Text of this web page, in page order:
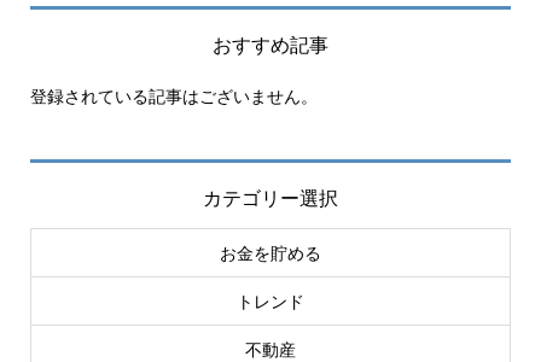
おすすめ記事
登録されている記事はございません。
カテゴリー選択
お金を貯める
トレンド
不動産